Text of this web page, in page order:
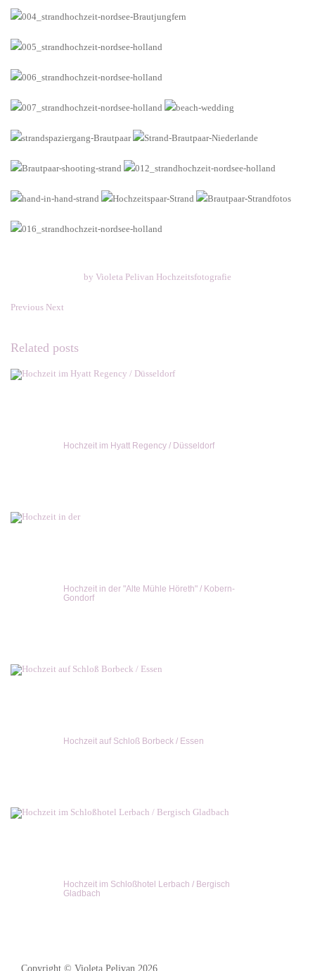
by Violeta Pelivan Hochzeitsfotografie
Previous Next
Related posts
Hochzeit im Hyatt Regency / Düsseldorf
Hochzeit in der "Alte Mühle Höreth" / Kobern-
Gondorf
Hochzeit auf Schloß Borbeck / Essen
Hochzeit im Schloßhotel Lerbach / Bergisch
Gladbach
Copyright © Violeta Pelivan 2026